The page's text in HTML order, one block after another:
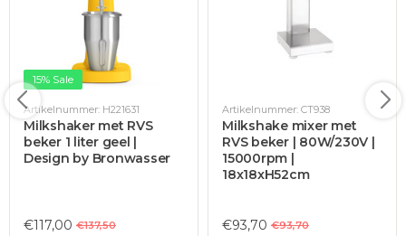
15% Sale
Artikelnummer: H221631
Milkshaker met RVS
beker 1 liter geel |
Design by Bronwasser
€117,00 €137,50
Artikelnummer: CT938
Milkshake mixer met
RVS beker | 80W/230V |
15000rpm |
18x18xH52cm
€93,70 €93,70